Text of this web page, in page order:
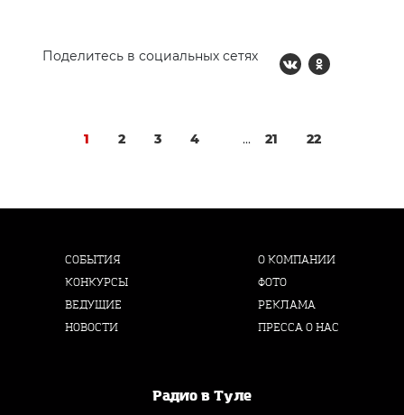
Поделитесь в социальных сетях
1 2 3 4 ... 21 22
СОБЫТИЯ
КОНКУРСЫ
ВЕДУЩИЕ
НОВОСТИ
О КОМПАНИИ
ФОТО
РЕКЛАМА
ПРЕССА О НАС
Радио в Туле